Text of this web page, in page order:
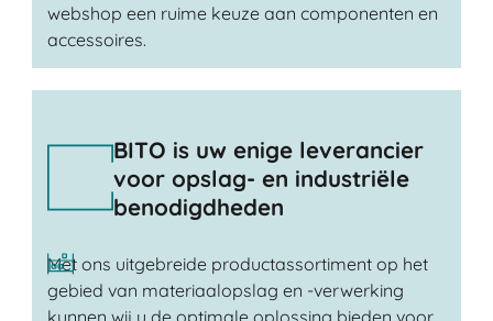
webshop een ruime keuze aan componenten en
accessoires.
BITO is uw enige leverancier
voor opslag- en industriële
benodigdheden
Met ons uitgebreide productassortiment op het
gebied van materiaalopslag en -verwerking